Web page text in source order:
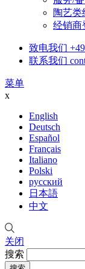
陶艺类
经销商
致电我们
联系我们
菜单
x
English
Deutsch
Español
Français
Italiano
Polski
русский
日本語
中文
关闭
搜索